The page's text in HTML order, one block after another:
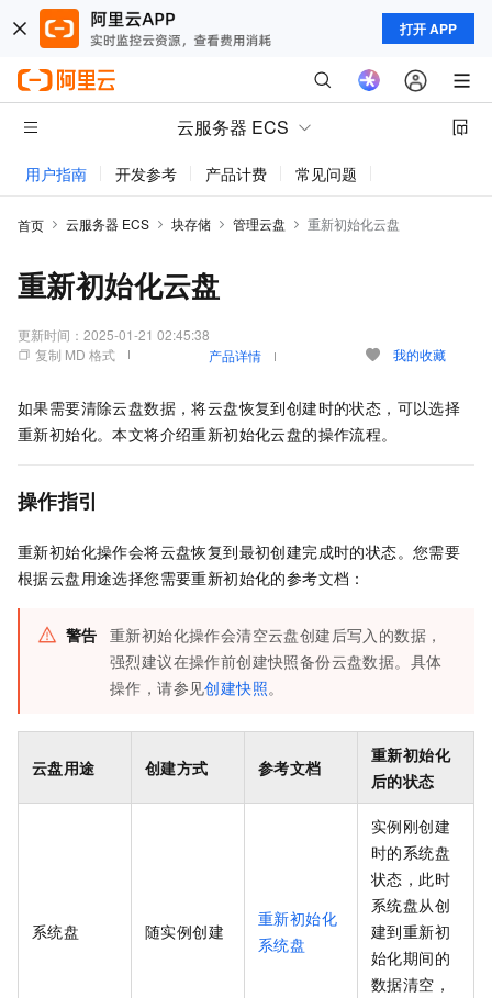
打开 APP
云服务器 ECS
用户指南 开发参考 产品计费 常见问题
首页 云服务器 ECS 块存储 管理云盘 重新初始化云盘
重新初始化云盘
更新时间： 2025-01-21 02:45:38
复制 MD 格式
产品详情 我的收藏
如果需要清除云盘数据，将云盘恢复到创建时的状态，可以选择
重新初始化。本文将介绍重新初始化云盘的操作流程。
操作指引
重新初始化操作会将云盘恢复到最初创建完成时的状态。您需要
根据云盘用途选择您需要重新初始化的参考文档：
警告 重新初始化操作会清空云盘创建后写入的数据，
强烈建议在操作前创建快照备份云盘数据。具体
操作，请参见创建快照。
云盘用途 创建方式 参考文档
重新初始化
后的状态
系统盘 随实例创建
重新初始化
系统盘
实例刚创建
时的系统盘
状态，此时
系统盘从创
建到重新初
始化期间的
数据清空，